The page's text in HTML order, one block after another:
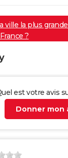
ville la plus
France ?
est votre avis
Donner mon